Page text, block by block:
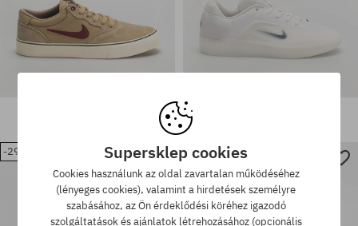
Elérhető méretek:
41; 42; 44; 45.5
Elérhető méretek:
42
-29% -29%
Supersklep cookies
Cookies használunk az oldal zavartalan működéséhez
(lényeges cookies), valamint a hirdetések személyre
szabásához, az Ön érdeklődési köréhez igazodó
szolgáltatások és ajánlatok létrehozásához (opcionális